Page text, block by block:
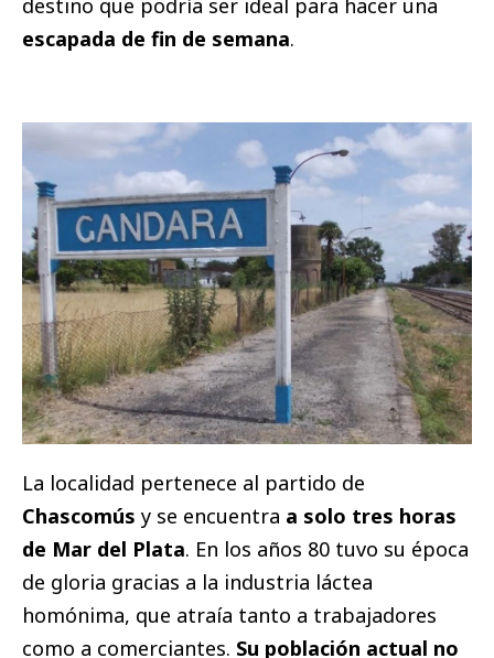
escapada de fin de semana.
La localidad pertenece al partido de
Chascomús y se encuentra a solo tres horas
de Mar del Plata. En los años 80 tuvo su época
de gloria gracias a la industria láctea
homónima, que atraía tanto a trabajadores
como a comerciantes. Su población actual no